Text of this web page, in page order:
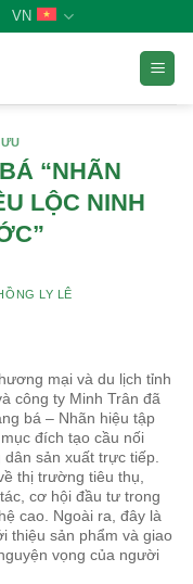
VN
“NHÃN
LỘC NINH
LY LÊ
mại và du lịch tỉnh
công ty Minh Trân đã
bá – Nhãn hiệu tập
đích tạo cầu nối
sản xuất trực tiếp.
thị trường tiêu thụ,
cơ hội đầu tư trong
cao. Ngoài ra, đây là
thiệu sản phẩm và giao
vọng của người